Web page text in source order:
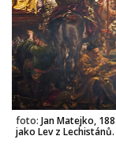
foto: Jan Matejko,
jako Lev z Lechistánů.